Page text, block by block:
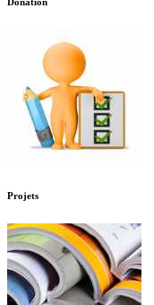
Donation
Projets